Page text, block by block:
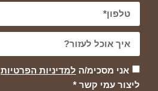
אני מסכימ/ה למדיניות הפרטיות
ליצור עמי קשר *